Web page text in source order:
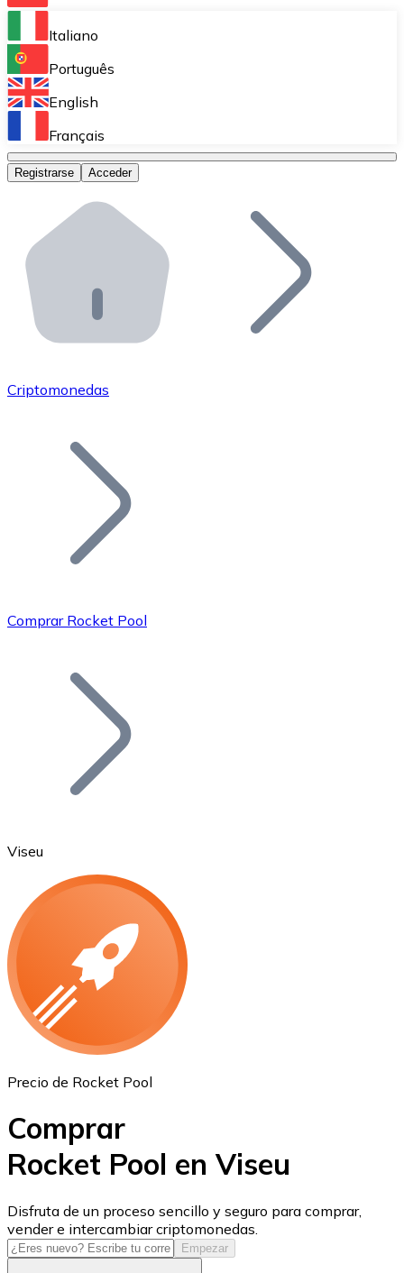
Bitnovo Ramp
Integra nuestra solución en tu plataforma.
Bitnovo Giftcards
Bitnovo OTC
Bitnovo ATM
Integra un ATM Bitnovo en tu negocio y permite que
Bitnovo API
Integra nuestra API en tu ecosistema.
Únete a nuestra red de distribuidores.
Añade tu proyecto a nuestro ecosistema.
Bitcoin
Ethereum
USD Coin
USDC
Italiano
Português
English
Français
Registrarse Acceder
Criptomonedas
Comprar Rocket Pool
Viseu
Precio de Rocket Pool
Comprar
Rocket Pool en Viseu
Disfruta de un proceso sencillo y seguro para comprar,
vender e intercambiar criptomonedas.
Empezar